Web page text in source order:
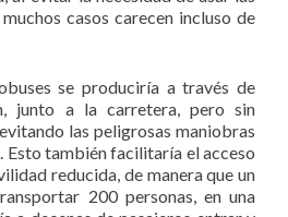
casos carecen incluso de
se produciría a través de
junto a la carretera, pero sin
las peligrosas maniobras
Esto también facilitaría el acceso
reducida, de manera que un
200 personas, en una